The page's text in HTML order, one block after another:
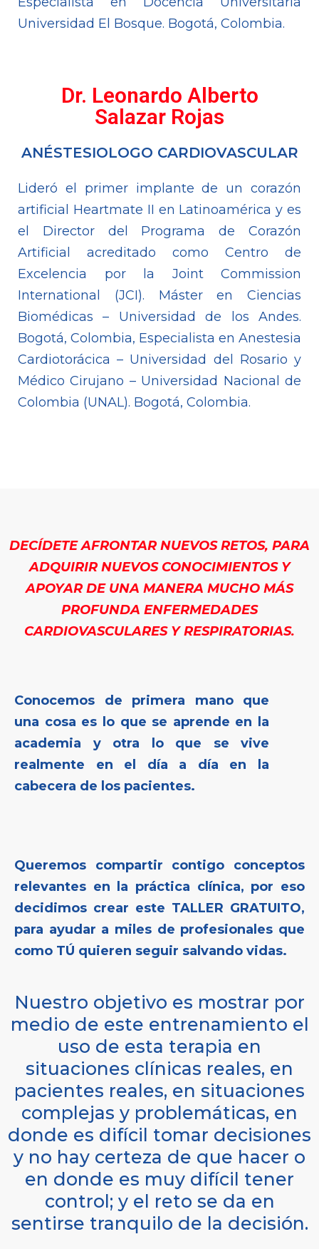
Universidad El Bosque. Bogotá, Colombia.
Dr. Leonardo Alberto
Salazar Rojas
ANÉSTESIOLOGO CARDIOVASCULAR
Lideró el primer implante de un corazón
artificial Heartmate II en Latinoamérica y es
el Director del Programa de Corazón
Artificial acreditado como Centro de
Excelencia por la Joint Commission
International (JCI). Máster en Ciencias
Biomédicas – Universidad de los Andes.
Bogotá, Colombia, Especialista en Anestesia
Cardiotorácica – Universidad del Rosario y
Médico Cirujano – Universidad Nacional de
Colombia (UNAL). Bogotá, Colombia.
DECÍDETE AFRONTAR NUEVOS RETOS, PARA
ADQUIRIR NUEVOS CONOCIMIENTOS Y
APOYAR DE UNA MANERA MUCHO MÁS
PROFUNDA ENFERMEDADES
CARDIOVASCULARES Y RESPIRATORIAS.
Conocemos de primera mano que
una cosa es lo que se aprende en la
academia y otra lo que se vive
realmente en el día a día en la
cabecera de los pacientes.
Queremos compartir contigo conceptos
relevantes en la práctica clínica, por eso
decidimos crear este TALLER GRATUITO,
para ayudar a miles de profesionales que
como TÚ quieren seguir salvando vidas.
Nuestro objetivo es mostrar por
medio de este entrenamiento el
uso de esta terapia en
situaciones clínicas reales, en
pacientes reales, en situaciones
complejas y problemáticas, en
donde es difícil tomar decisiones
y no hay certeza de que hacer o
en donde es muy difícil tener
control; y el reto se da en
sentirse tranquilo de la decisión.